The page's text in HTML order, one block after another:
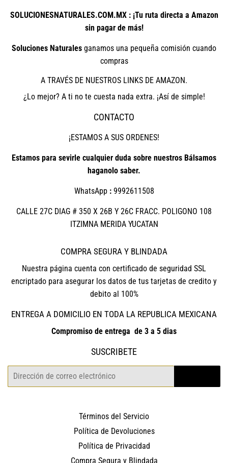
SOLUCIONESNATURALES.COM.MX : ¡Tu ruta directa a Amazon
sin pagar de más!
Soluciones Naturales ganamos una pequeña comisión cuando
compras
A TRAVÉS DE NUESTROS LINKS DE AMAZON.
¿Lo mejor? A ti no te cuesta nada extra. ¡Así de simple!
CONTACTO
¡ESTAMOS A SUS ORDENES!
Estamos para sevirle cualquier duda sobre nuestros Bálsamos
haganolo saber.
WhatsApp : 9992611508
CALLE 27C DIAG # 350 X 26B Y 26C FRACC. POLIGONO 108
ITZIMNA MERIDA YUCATAN
COMPRA SEGURA Y BLINDADA
Nuestra página cuenta con certificado de seguridad SSL
encriptado para asegurar los datos de tus tarjetas de credito y
debito al 100%
ENTREGA A DOMICILIO EN TODA LA REPUBLICA MEXICANA
Compromiso de entrega de 3 a 5 dias
SUSCRIBETE
Correo
Términos del Servicio
Política de Devoluciones
Política de Privacidad
Compra Segura y Blindada